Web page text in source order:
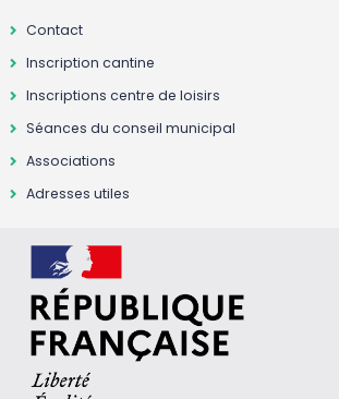
Contact
Inscription cantine
Inscriptions centre de loisirs
Séances du conseil municipal
Associations
Adresses utiles